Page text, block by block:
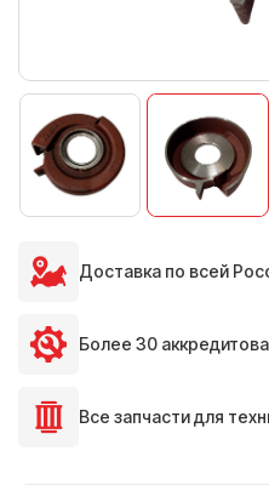
Доставка по всей
Более 30
Все запчасти для